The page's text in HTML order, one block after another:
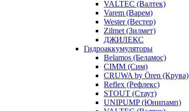
VALTEC (Валтек)
Varem (Варем)
Wester (Вестер)
Zilmet (Зилмет)
ДЖИЛЕКС
Гидроаккумуляторы
Belamos (Беламос)
CIMM (Сим)
CRUWA by Ören (Крува)
Reflex (Рефлекс)
STOUT (Стаут)
UNIPUMP (Юнипамп)